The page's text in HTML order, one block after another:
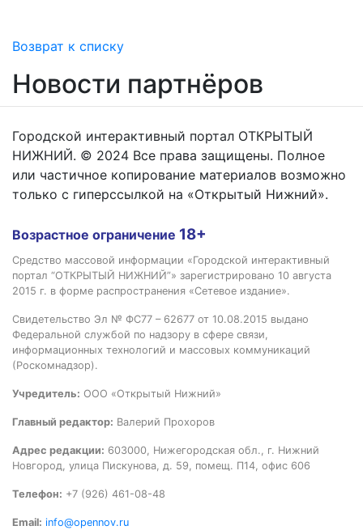
Возврат к списку
Новости партнёров
Городской интерактивный портал ОТКРЫТЫЙ
НИЖНИЙ. © 2024 Все права защищены. Полное
или частичное копирование материалов возможно
только с гиперссылкой на «Открытый Нижний».
Возрастное ограничение 18+
Средство массовой информации «Городской интерактивный
портал “ОТКРЫТЫЙ НИЖНИЙ”» зарегистрировано 10 августа
2015 г. в форме распространения «Сетевое издание».
Свидетельство Эл № ФС77 – 62677 от 10.08.2015 выдано
Федеральной службой по надзору в сфере связи,
информационных технологий и массовых коммуникаций
(Роскомнадзор).
Учредитель: ООО «Открытый Нижний»
Главный редактор: Валерий Прохоров
Адрес редакции: 603000, Нижегородская обл., г. Нижний
Новгород, улица Пискунова, д. 59, помещ. П14, офис 606
Телефон: +7 (926) 461-08-48
Email: info@opennov.ru